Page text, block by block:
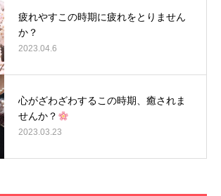
疲れやすこの時期に疲れをとりません
か？
2023.04.6
心がざわざわするこの時期、癒されま
せんか？
2023.03.23